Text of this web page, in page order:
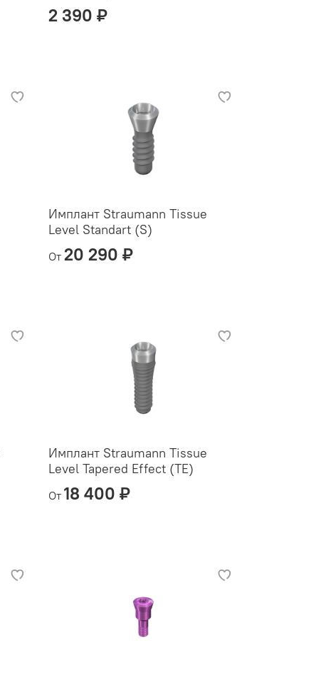
2 390 ₽
Имплант Straumann Tissue
Level Standart (S)
От 20 290 ₽
Имплант Straumann Tissue
Level Tapered Effect (TE)
От 18 400 ₽